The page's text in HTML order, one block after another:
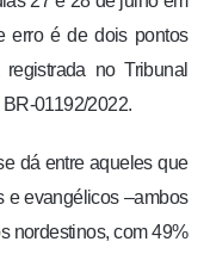
erro é de dois pontos
no Tribunal
01192/2022.
dá entre aqueles que
e evangélicos –ambos
nordestinos, com 49%